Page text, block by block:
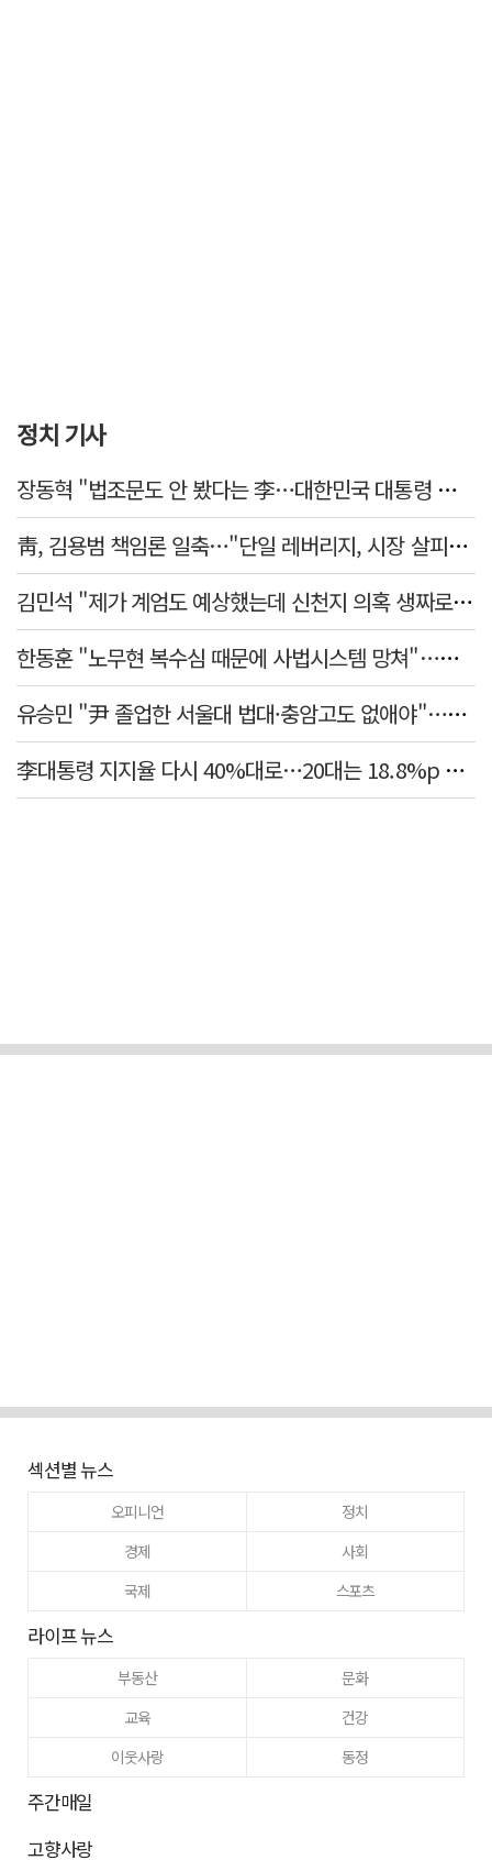
정치 기사
장동혁 "법조문도 안 봤다는 李…대한민국 대통령 맞나, 역대급 망언"
靑, 김용범 책임론 일축…"단일 레버리지, 시장 살피고 대책 챙길 때"
김민석 "제가 계엄도 예상했는데 신천지 의혹 생짜로 말했겠나"
한동훈 "노무현 복수심 때문에 사법시스템 망쳐"…민주당 맹공
유승민 "尹 졸업한 서울대 법대·충암고도 없애야"…李 육사 통합 직격
李대통령 지지율 다시 40%대로…20대는 18.8%p 급락
섹션별 뉴스
오피니언
정치
경제
사회
국제
스포츠
라이프 뉴스
부동산
문화
교육
건강
이웃사랑
동정
주간매일
고향사랑